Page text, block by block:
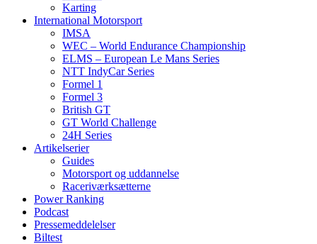
Karting
International Motorsport
IMSA
WEC – World Endurance Championship
ELMS – European Le Mans Series
NTT IndyCar Series
Formel 1
Formel 3
British GT
GT World Challenge
24H Series
Artikelserier
Guides
Motorsport og uddannelse
Raceriværksætterne
Power Ranking
Podcast
Pressemeddelelser
Biltest